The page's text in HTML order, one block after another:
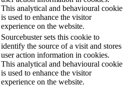
This analytical and behavioural cookie
is used to enhance the visitor
experience on the website.
Sourcebuster sets this cookie to
identify the source of a visit and stores
user action information in cookies.
This analytical and behavioural cookie
is used to enhance the visitor
experience on the website.